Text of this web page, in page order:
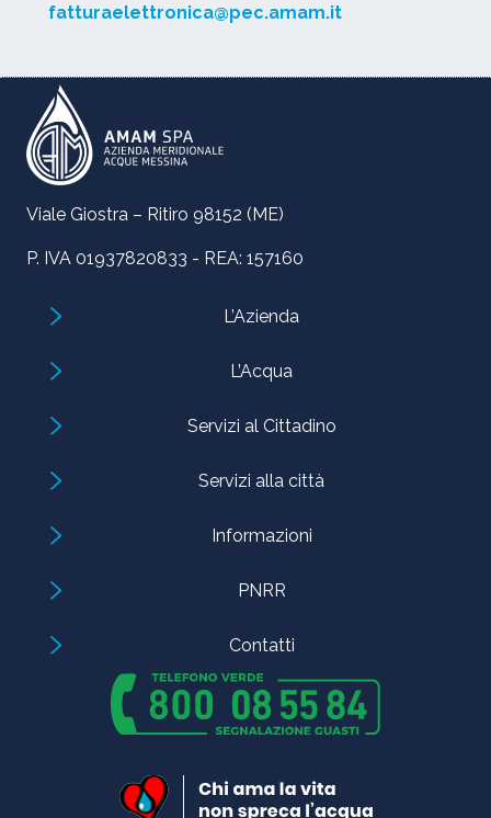
fatturaelettronica@pec.amam.it
Viale Giostra – Ritiro 98152 (ME)
P. IVA 01937820833 - REA: 157160
L’Azienda
L’Acqua
Servizi al Cittadino
Servizi alla città
Informazioni
PNRR
Contatti